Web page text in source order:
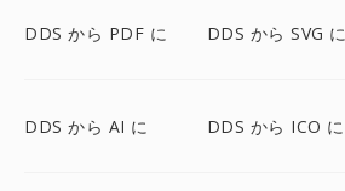
DDS から PDF に DDS から SVG に
DDS から AI に DDS から ICO に